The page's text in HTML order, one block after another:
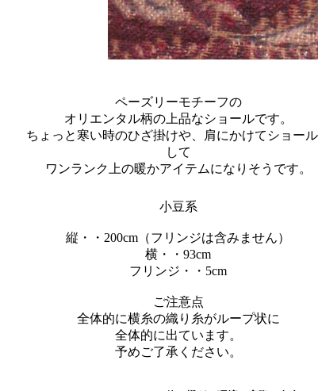
ペーズリーモチーフの
オリエンタル柄の上品なショールです。
ちょっと寒い時のひざ掛けや、肩にかけてショール
して
ワンランク上の暖かアイテムになりそうです。
小豆系
縦・・200cm（フリンジは含みません）
横・・93cm
フリンジ・・5cm
ご注意点
全体的に横糸の織り糸がループ状に
全体的に出ています。
予めご了承ください。